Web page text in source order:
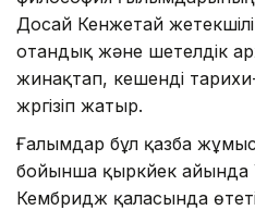
Досай Кенжетай
отандық және шетелдік
жинақтап, кешенді
жүргізіп жатыр.
Ғалымдар бұл қазба
бойынша қыркүйек
Кембридж қаласында